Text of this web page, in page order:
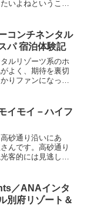
いよねということ
しては上で、北海
量なん...
コンチネンタル
パ 宿泊体験記
ルリゾーツ系のホ
よく、期待を裏切
りファンになって
かなか利用難易度
ので...
イモイ－ハイフ
砂通り沿いにあ
んです。高砂通り
客的には見逃しそ
のお店でした。外
ですな...
／ANAインタ
別府リゾート＆